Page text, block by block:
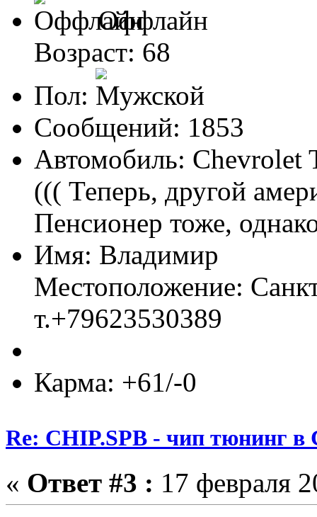
Оффлайн
Возраст: 68
Пол:
Сообщений: 1853
Автомобиль: Chevrolet
((( Теперь, другой
Пенсионер тоже,
Имя: Владимир
Местоположение:
т.+79623530389
Карма: +61/-0
Re: CHIP.SPB - чип тюнинг в
« Ответ #3 : 17 февраля